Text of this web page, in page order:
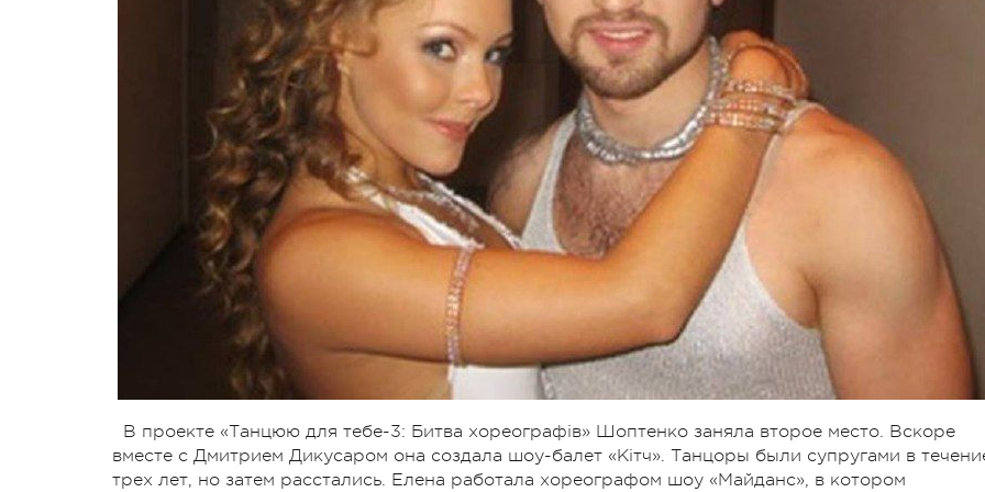
В проекте «Танцюю для тебе-3: Битва хореографів» Шоптенко заняла второе место. Вскоре
вместе с Дмитрием Дикусаром она создала шоу-балет «Кітч». Танцоры были супругами в
трех лет, но затем расстались. Елена работала хореографом шоу «Майданс», в котором